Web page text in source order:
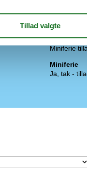
Skiftedag:
Miniferie
Miniferie
Ja, tak -